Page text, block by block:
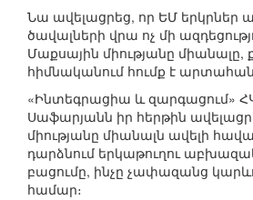
Նա ավելացրեց, որ ԵՄ
ծավալների վրա ոչ մի
Մաքսային միությանը
հիմնականում հումք է
«Ինտեգրացիա և զարգացում»
Սաֆարյանն իր հերթին
միությանը միանալն ավելի
դարձնում երկաթուղու
բացումը, ինչը չափազանց
համար։